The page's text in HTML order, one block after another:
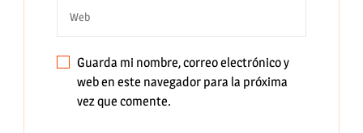
Guarda mi nombre, correo electrónico y
web en este navegador para la próxima
vez que comente.